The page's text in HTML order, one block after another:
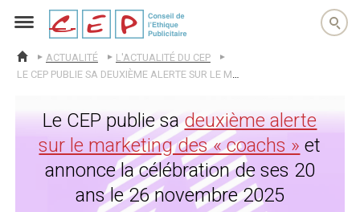
cep
ACCUEIL
ACTUALITÉ
L'ACTUALITÉ DU CEP
LE CEP PUBLIE SA DEUXIÈME ALERTE SUR LE MARKETING DES « COACHS » ET ANNONCE LA CÉLÉBRATION DE SES 20 ANS LE 26 NOVEMBRE 2025
Le CEP publie sadeuxième alerte
sur le marketing des « coachs » et
annonce la célébration de ses 20
ans le 26 novembre 2025